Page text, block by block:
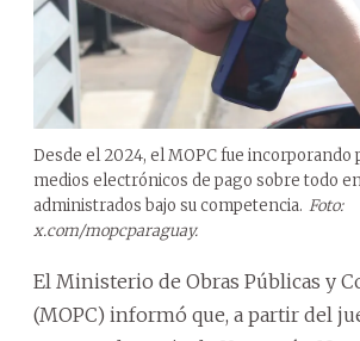
Desde el 2024, el MOPC fue
medios electrónicos de pago sobre todo
administrados bajo su competencia. Foto:
x.com/mopcparaguay.
El Ministerio de Obras Públicas y
(MOPC) informó que, a partir del